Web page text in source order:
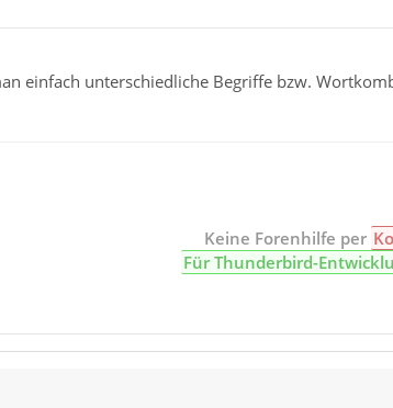
einfach unterschiedliche Begriffe bzw.
Keine Forenhilfe per
Für Thunderbird-